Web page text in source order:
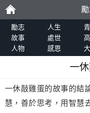
勵
志
勵志 人生
故事
處世
人物
感恩
一
一休敲雞蛋的故事的結
慧，善於思考，用智慧